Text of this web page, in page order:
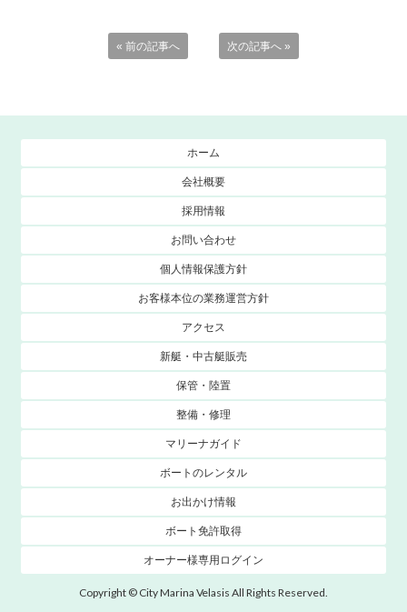
« 前の記事へ 次の記事へ »
ホーム
会社概要
採用情報
お問い合わせ
個人情報保護方針
お客様本位の業務運営方針
アクセス
新艇・中古艇販売
保管・陸置
整備・修理
マリーナガイド
ボートのレンタル
お出かけ情報
ボート免許取得
オーナー様専用ログイン
Copyright © City Marina Velasis All Rights Reserved.